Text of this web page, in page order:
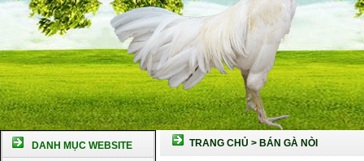
DANH MỤC WEBSITE TRANG CHỦ > BÁN GÀ NÒI